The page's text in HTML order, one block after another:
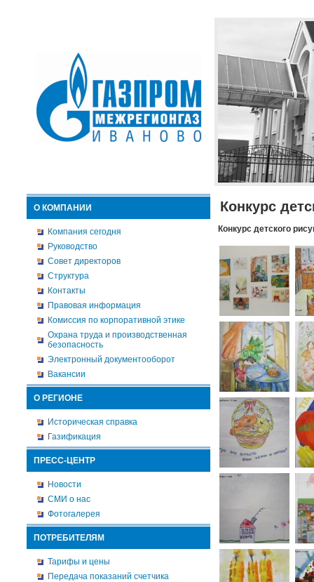
О КОМПАНИИ
Компания сегодня
Руководство
Совет директоров
Структура
Контакты
Правовая информация
Комиссия по корпоративной этике
Охрана труда и производственная
безопасность
Электронный документооборот
Вакансии
О РЕГИОНЕ
Историческая справка
Газификация
ПРЕСС-ЦЕНТР
Новости
СМИ о нас
Фотогалерея
ПОТРЕБИТЕЛЯМ
Тарифы и цены
Передача показаний счетчика
Конкурс
Конкурс детского